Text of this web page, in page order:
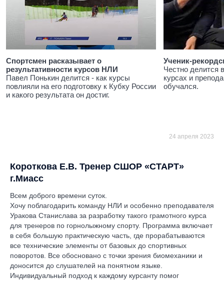
Спортсмен расказывает о
результативности курсов НЛИ
Павел Понькин делится - как курсы
повлияли на его подготовку к Кубку России
и какого результата он достиг.
Ученик-
Честно делится
курсах и
обучался.
24 апреля 2023
Короткова Е.В. Тренер СШОР «СТАРТ»
г.Миасс
Всем доброго времени суток.
Хочу поблагодарить команду НЛИ и особенно преподавателя
Уракова Станислава за разработку такого грамотного курса
для тренеров по горнолыжному спорту. Программа включает
в себя большую практическую часть, где прорабатываются
все технические элементы от базовых до спортивных
поворотов. Все обосновано с точки зрения биомеханики и
доносится до слушателей на понятном языке.
Индивидуальный подход к каждому курсанту помог